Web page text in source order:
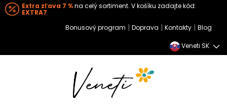
Extra zľava 7 %na celý sortiment. V košíku zadajte kód:
EXTRA7
Bonusový program | Doprava | Kontakty | Blog
Veneti SK